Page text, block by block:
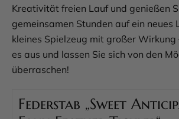
Kreativität freien Lauf und genießen
gemeinsamen Stunden auf ein neues
kleines Spielzeug mit großer Wirkung
es aus und lassen Sie sich von den
überraschen!
Federstab „Sweet